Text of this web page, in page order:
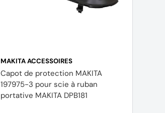
MAKITA ACCESSOIRES
Capot de protection MAKITA
197975-3 pour scie à ruban
portative MAKITA DPB181